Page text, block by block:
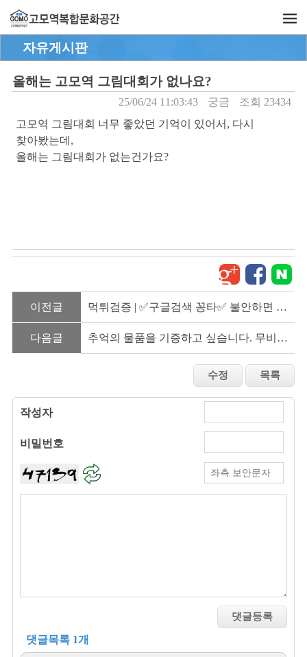
자유게시판
올해는 고모역 그림대회가 없나요?
25/06/24 11:03:43 궁금
조회 23434
고모역 그림대회 너무 좋았던 기억이 있어서, 다시
찾아봤는데,
올해는 그림대회가 없는건가요?
이전글 먹튀검증 | ✅구글검색 꽁타✅ 불안하면 꽁타에서 바로 확인!
다음글 추억의 물품을 기증하고 싶습니다. 무비카메라/(90년대생산) 풍...
작성자
비밀번호
댓글목록 1개